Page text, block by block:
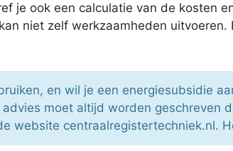
je ook een calculatie van de kosten
niet zelf werkzaamheden
en wil je een energiesubsidie
moet altijd worden geschreven
website centraalregistertechniek.nl.